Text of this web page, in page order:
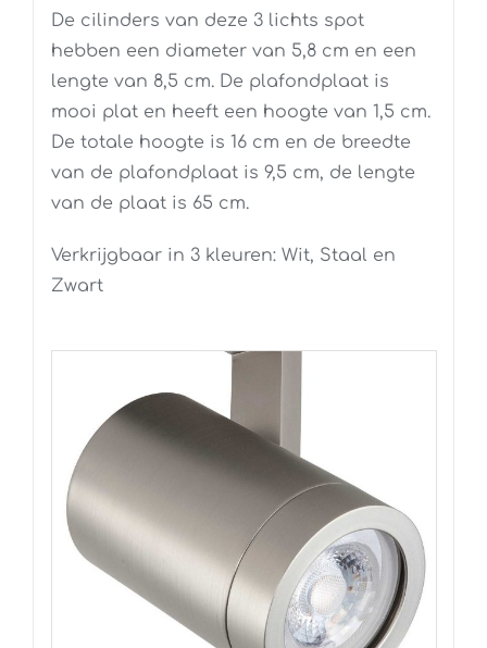
De cilinders van deze 3 lichts spot
hebben een diameter van 5,8 cm en een
lengte van 8,5 cm. De plafondplaat is
mooi plat en heeft een hoogte van 1,5 cm.
De totale hoogte is 16 cm en de breedte
van de plafondplaat is 9,5 cm, de lengte
van de plaat is 65 cm.
Verkrijgbaar in 3 kleuren: Wit, Staal en
Zwart